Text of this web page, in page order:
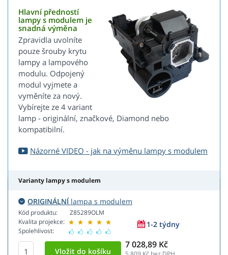
Hlavní předností
lampy s modulem je
snadná výměna
Zpravidla uvolníte
pouze šrouby krytu
lampy a lampového
modulu. Odpojený
modul vyjmete a
vyměníte za nový.
Vybírejte ze 4 variant
lamp - originální, značkové, Diamond nebo
kompatibilní.
Názorné VIDEO - jak na výměnu lampy s modulem
Varianty lampy s modulem
ORIGINÁLNÍlampa s modulem
Kód produktu:
Kvalita projekce:
Spolehlivost:
Z85289OLM
1-2 týdny
7 028,89 Kč